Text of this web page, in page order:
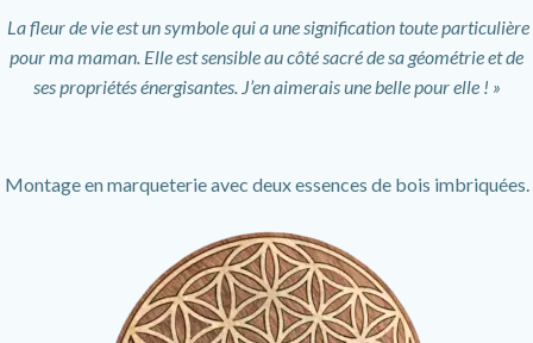
La fleur de vie est un symbole qui a une signification toute particulière
pour ma maman. Elle est sensible au côté sacré de sa géométrie et de
ses propriétés énergisantes. J’en aimerais une belle pour elle ! »
Montage en marqueterie avec deux essences de bois imbriquées.